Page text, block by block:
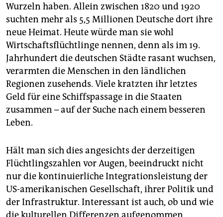
genossenschaft
epaper login
Wurzeln haben. Allein zwischen 1820 und 1920
suchten mehr als 5,5 Millionen Deutsche dort ihre
neue Heimat. Heute würde man sie wohl
Wirtschaftsflüchtlinge nennen, denn als im 19.
Jahrhundert die deutschen Städte rasant wuchsen,
verarmten die Menschen in den ländlichen
Regionen zusehends. Viele kratzten ihr letztes
Geld für eine Schiffspassage in die Staaten
zusammen – auf der Suche nach einem besseren
Leben.
Hält man sich dies angesichts der derzeitigen
Flüchtlingszahlen vor Augen, beeindruckt nicht
nur die kontinuierliche Integrationsleistung der
US-amerikanischen Gesellschaft, ihrer Politik und
der Infrastruktur. Interessant ist auch, ob und wie